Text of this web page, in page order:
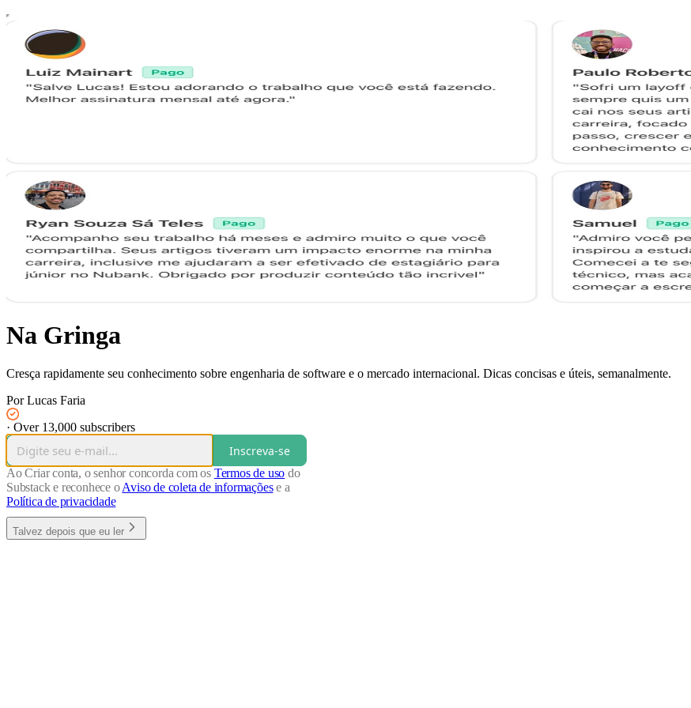
Na Gringa
Cresça rapidamente seu conhecimento sobre engenharia de software e o mercado internacional. Dicas concisas e úteis, semanalmente.
Por Lucas Faria
· Over 13,000 subscribers
Inscreva-se
Ao Criar conta, o senhor concorda com os Termos de uso do
Substack e reconhece oAviso de coleta de informaçõese a
Política de privacidade
Talvez depois que eu ler